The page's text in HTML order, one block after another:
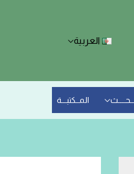
العربية
المــكتبـــة